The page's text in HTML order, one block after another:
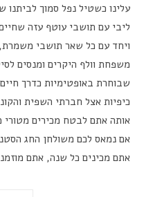
עלינו כשטיל נפל סמוך
ליבי עם תושבי עוטף עזה
ויחד עם כל שאר תושבי
משפחת וולף היקרים ומנסים
שבוחרת באופטימיות כדרך
כיפיות אצל חברתי השפית
אותה אתם לבטח מכירים מטורי
אם נמאס לכם משולחן החג
אתם מכינים כל שנה, אתם